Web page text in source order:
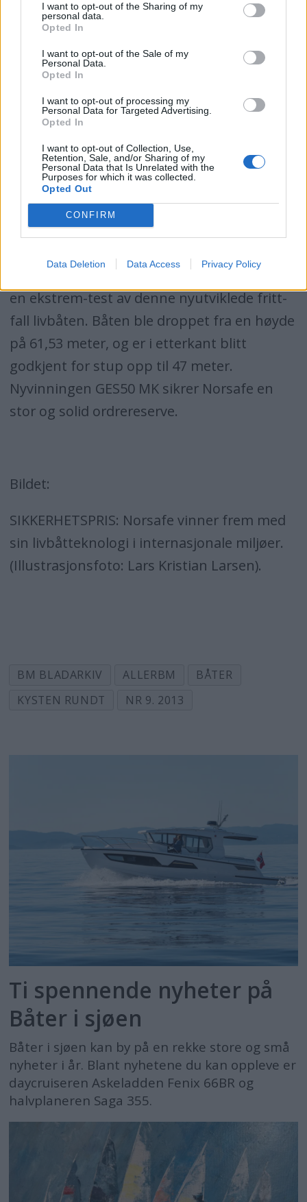
I want to opt-out of the Sharing of my
personal data.
Opted In
I want to opt-out of the Sale of my
Personal Data.
Opted In
I want to opt-out of processing my
Personal Data for Targeted Advertising.
Opted In
I want to opt-out of Collection, Use,
Retention, Sale, and/or Sharing of my
Personal Data that Is Unrelated with the
Purposes for which it was collected.
Opted Out
CONFIRM
Data Deletion Data Access Privacy Policy
livbåten ble kåret til vinner og til beste
maritime sikkerhetsutstyr 2013.
I et utdrag fra juryens begrunnelse heter
det at den nye fritt-fall livbåten fra Norsafe,
GES50 MKIII, er et av de mest avanserte
og representerer et stort fremskritt innen
livbåt-teknologi.
Produktet er en høyteknologisk,
innelukket fritt-fall livbåt for evakuering fra
installasjoner. I fjor gjennomførte Norsafe
en ekstrem-test av denne nyutviklede fritt-
fall livbåten. Båten ble droppet fra en høyde
på 61,53 meter, og er i etterkant blitt
godkjent for stup opp til 47 meter.
Nyvinningen GES50 MK sikrer Norsafe en
stor og solid ordrereserve.
Bildet:
SIKKERHETSPRIS: Norsafe vinner frem med
sin livbåtteknologi i internasjonale miljøer.
(Illustrasjonsfoto: Lars Kristian Larsen).
BM BLADARKIV ALLERBM
BÅTER
KYSTEN RUNDT
NR 9. 2013
Ti spennende nyheter på
Båter i sjøen
Båter i sjøen kan by på en rekke store og små
nyheter i år. Blant nyhetene du kan oppleve er
daycruiseren Askeladden Fenix 66BR og
halvplaneren Saga 355.